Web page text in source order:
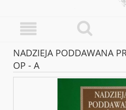
NADZIEJA PODDAWANA
OP - A